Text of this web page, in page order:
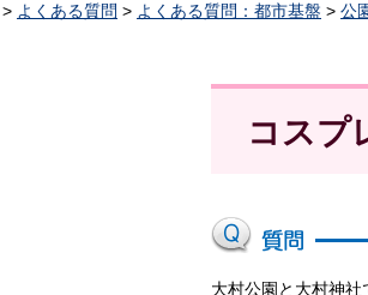
> よくある質問 > よくある質問：都市基盤 > 公
コスプ
大村公園と大村神